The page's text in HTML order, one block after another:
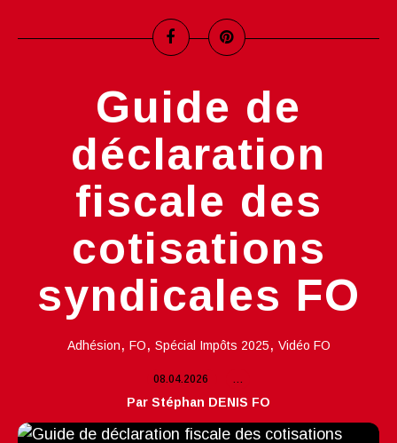
Guide de
déclaration
fiscale des
cotisations
syndicales FO
Adhésion, FO, Spécial Impôts 2025, Vidéo FO
08.04.2026 …
Par Stéphan DENIS FO